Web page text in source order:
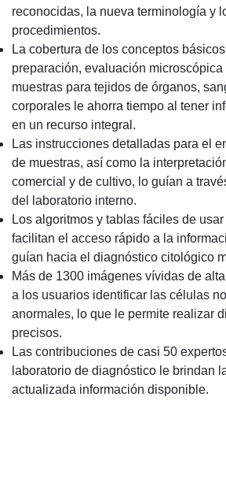
reconocidas, la nueva terminología y
procedimientos.
La cobertura de los conceptos
preparación, evaluación
muestras para tejidos de órganos,
corporales le ahorra tiempo al tener
en un recurso integral.
Las instrucciones detalladas para el
de muestras, así como la
comercial y de cultivo, lo guían a
del laboratorio interno.
Los algoritmos y tablas fáciles de
facilitan el acceso rápido a la
guían hacia el diagnóstico citológico
Más de 1300 imágenes vívidas de
a los usuarios identificar las células
anormales, lo que le permite realizar
precisos.
Las contribuciones de casi 50
laboratorio de diagnóstico le brindan
actualizada información disponible.